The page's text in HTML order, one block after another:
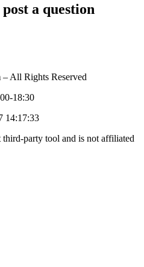
a question
All Rights Reserved
18:30
14:17:33
third-party tool and is not affiliated